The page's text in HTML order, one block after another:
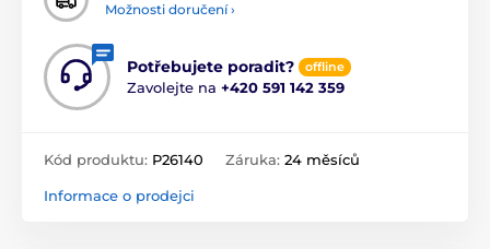
Možnosti doručení ›
Potřebujete poradit? offline
Zavolejte na +420 591 142 359
Kód produktu: P26140 Záruka: 24 měsíců
Informace o prodejci